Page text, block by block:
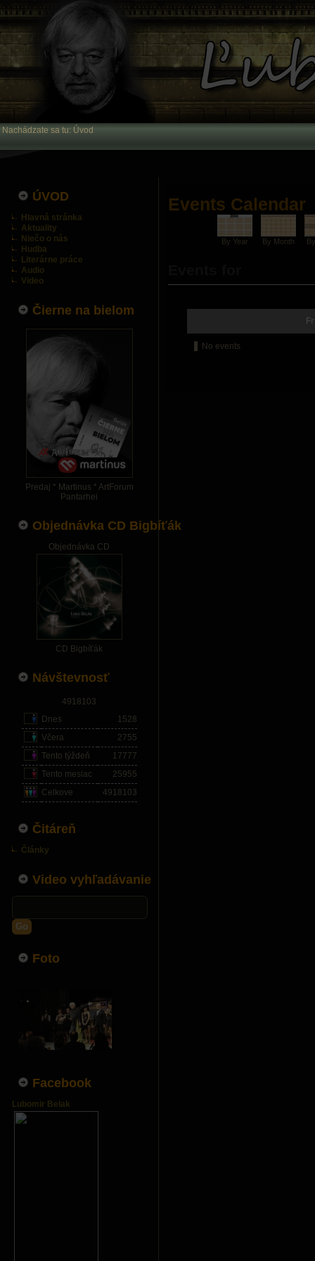
Nachádzate sa tu: Úvod
ÚVOD
Hlavná stránka
Aktuality
Niečo o nás
Hudba
Literárne práce
Audio
Video
Čierne na bielom
Predaj * Martinus * ArtForum
Pantarhei
Objednávka CD Bigbíťák
Objednávka CD
CD Bigbíťák
Návštevnosť
4918103
Dnes
1528
Včera
2755
Tento týždeň
17777
Tento mesiac
25955
Celkove
4918103
Čitáreň
Články
Video vyhľadávanie
Go
Foto
Facebook
Lubomir Belak
Events Calendar
By Year By Month
No events